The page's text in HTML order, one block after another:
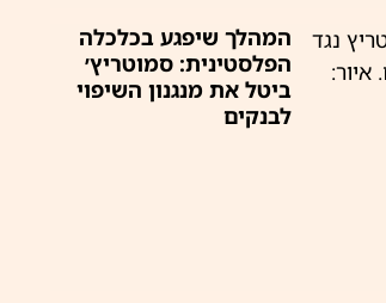
המהלך שיפגע בכלכלה
הפלסטינית: סמוטריץ׳
ביטל את מנגנון השיפוי
לבנקים